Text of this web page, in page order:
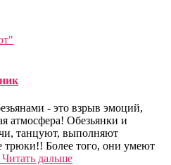
- это взрыв эмоций,
атмосфера! Обезьянки и
танцуют, выполняют
трюки!! Более того, они умеют
Читать дальше